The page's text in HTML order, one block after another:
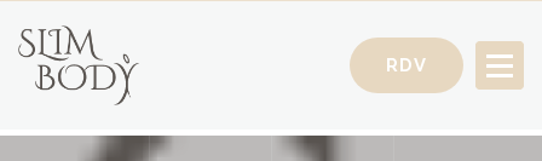
RDV